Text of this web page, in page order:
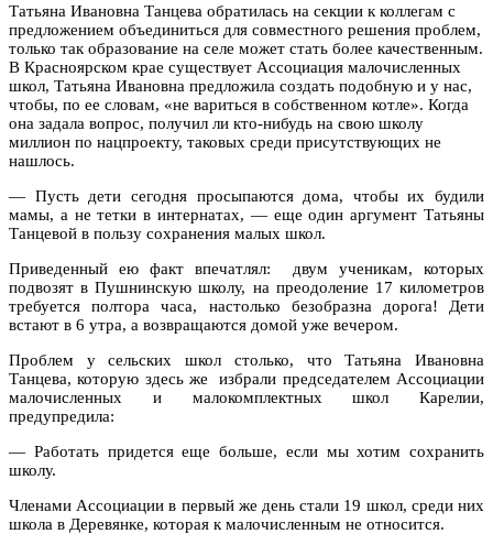
Татьяна Ивановна Танцева обратилась на секции к коллегам с
предложением объединиться для совместного решения проблем,
только так образование на селе может стать более качественным.
В Красноярском крае существует Ассоциация малочисленных
школ, Татьяна Ивановна предложила создать подобную и у нас,
чтобы, по ее словам, «не вариться в собственном котле». Когда
она задала вопрос, получил ли кто-нибудь на свою школу
миллион по нацпроекту, таковых среди присутствующих не
нашлось.
— Пусть дети сегодня просыпаются дома, чтобы их будили
мамы, а не тетки в интернатах, — еще один аргумент Татьяны
Танцевой в пользу сохранения малых школ.
Приведенный ею факт впечатлял: двум ученикам, которых
подвозят в Пушнинскую школу, на преодоление 17 километров
требуется полтора часа, настолько безобразна дорога! Дети
встают в 6 утра, а возвращаются домой уже вечером.
Проблем у сельских школ столько, что Татьяна Ивановна
Танцева, которую здесь же избрали председателем Ассоциации
малочисленных и малокомплектных школ Карелии,
предупредила:
— Работать придется еще больше, если мы хотим сохранить
школу.
Членами Ассоциации в первый же день стали 19 школ, среди них
школа в Деревянке, которая к малочисленным не относится.